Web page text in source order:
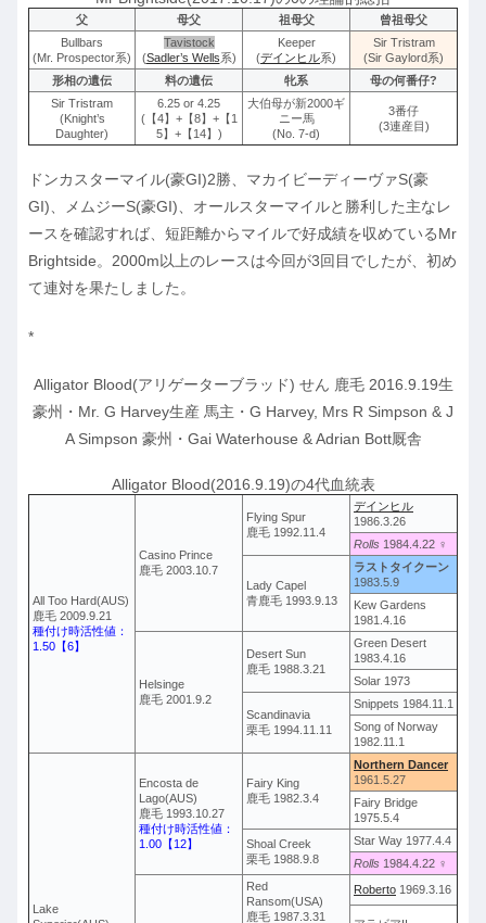
父 母父 祖母父
曾祖母父
Bullbars
(Mr. Prospector系)
Tavistock
(Sadler’s Wells系)
Keeper
(デインヒル系)
Sir Tristram
(Sir Gaylord系)
形相の遺伝
料の遺伝 牝系
母の何番仔?
Sir Tristram
(Knight’s
Daughter)
6.25 or 4.25
(【4】+【8】+【1
5】+【14】)
大伯母が新2000ギ
ニー馬
(No. 7-d)
3番仔
(3連産目)
ドンカスターマイル(豪GI)2勝、マカイビーディーヴァS(豪
GI)、メムジーS(豪GI)、オールスターマイルと勝利した主なレ
ースを確認すれば、短距離からマイルで好成績を収めているMr
Brightside。2000m以上のレースは今回が3回目でしたが、初め
て連対を果たしました。
*
Alligator Blood(アリゲーターブラッド) せん 鹿毛 2016.9.19生
豪州・Mr. G Harvey生産 馬主・G Harvey, Mrs R Simpson & J
A Simpson 豪州・Gai Waterhouse & Adrian Bott厩舎
Alligator Blood(2016.9.19)の4代血統表
All Too Hard(AUS)
鹿毛 2009.9.21
種付け時活性値：
1.50 【6】
Casino Prince
鹿毛 2003.10.7
Flying Spur
鹿毛 1992.11.4
デインヒル
1986.3.26
Rolls 1984.4.22 ♀
Lady Capel
青鹿毛 1993.9.13
ラストタイクーン
1983.5.9
Kew Gardens
1981.4.16
Helsinge
鹿毛 2001.9.2
Desert Sun
鹿毛 1988.3.21
Green Desert
1983.4.16
Solar 1973
Scandinavia
栗毛 1994.11.11
Snippets 1984.11.1
Song of Norway
1982.11.1
Lake
Encosta de
Lago(AUS)
鹿毛 1993.10.27
種付け時活性値：
1.00【12】
Fairy King
鹿毛 1982.3.4
Northern Dancer
1961.5.27
Fairy Bridge
1975.5.4
Shoal Creek
栗毛 1988.9.8
Star Way 1977.4.4
Rolls 1984.4.22 ♀
Red
Ransom(USA)
鹿毛 1987.3.31
Roberto 1969.3.16